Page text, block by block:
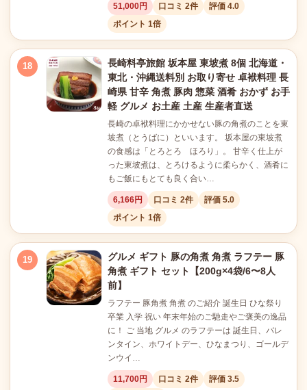
51,000円 口コミ 2件
評価 4.0
ポイント 1倍
18
長崎料亭旅館 坂本屋 東坡煮 8個 北海道・
東北・沖縄送料別 お取り寄せ 卓袱料理 長
崎県 甘辛 角煮 豚肉 惣菜 酒肴 おかず お手
軽 グルメ お土産 土産 生産者直送
長崎の卓袱料理にかかせない豚の角煮のことを東
坡煮（とうばに）といいます。 坂本屋の東坡煮
の食感は「とろとろ ほろり」。 甘辛く仕上が
った東坡煮は、とろけるように柔らかく、酒肴に
もご飯にもとても良く合い…
6,166円 口コミ 2件
評価 5.0
ポイント 1倍
19
グルメ ギフト 豚の角煮 角煮 ラフテー 豚
角煮 ギフト セット【200g×4袋/6〜8人
前】
ラフテー 豚角煮 角煮 のご紹介 誕生日 ひな祭り
卒業 入学 祝い 年末年始のご馳走やご褒美の逸品
に！ ご 当地 グルメ のラフテーは 誕生日、バレ
ンタイン、ホワイトデー、ひなまつり、ゴールデ
ンウイ…
11,700円 口コミ 2件
評価 3.5